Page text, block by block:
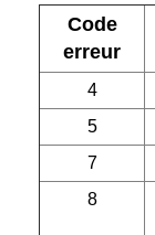
Code
erreur
4
5
7
8